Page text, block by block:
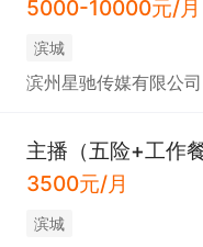
5000-10000元/月
滨城
滨州星驰传媒有限公司
主播（五险+工作餐
3500元/月
滨城